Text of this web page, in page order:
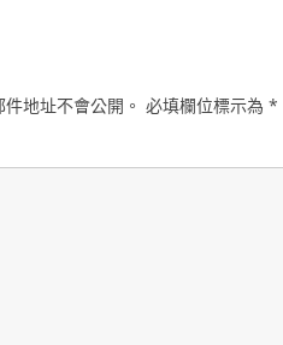
地址不會公開。 必填欄位標示為 *